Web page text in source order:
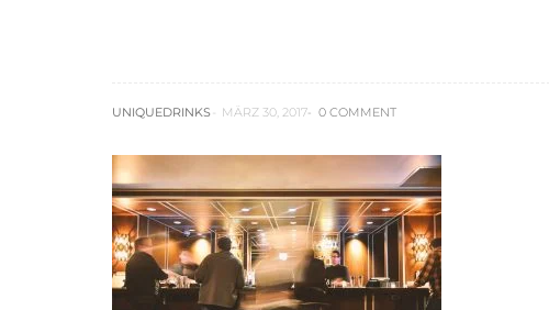
UNIQUEDRINKS MÄRZ 30, 2017 0 COMMENT